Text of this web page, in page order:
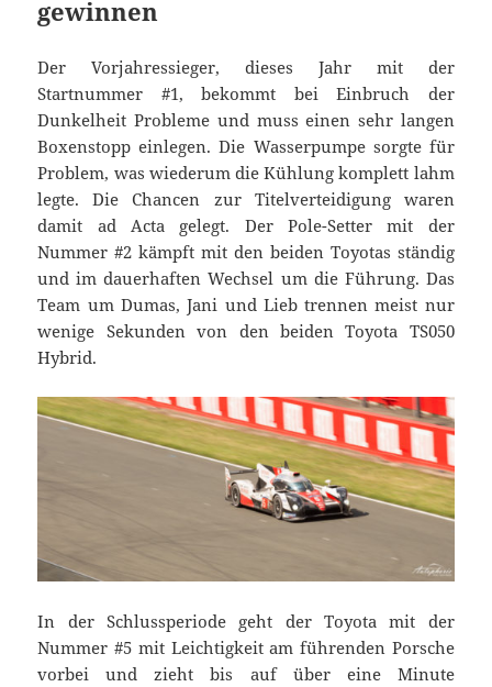
gewinnen
Der Vorjahressieger, dieses Jahr mit der
Startnummer #1, bekommt bei Einbruch der
Dunkelheit Probleme und muss einen sehr langen
Boxenstopp einlegen. Die Wasserpumpe sorgte für
Problem, was wiederum die Kühlung komplett lahm
legte. Die Chancen zur Titelverteidigung waren
damit ad Acta gelegt. Der Pole-Setter mit der
Nummer #2 kämpft mit den beiden Toyotas ständig
und im dauerhaften Wechsel um die Führung. Das
Team um Dumas, Jani und Lieb trennen meist nur
wenige Sekunden von den beiden Toyota TS050
Hybrid.
In der Schlussperiode geht der Toyota mit der
Nummer #5 mit Leichtigkeit am führenden Porsche
vorbei und zieht bis auf über eine Minute